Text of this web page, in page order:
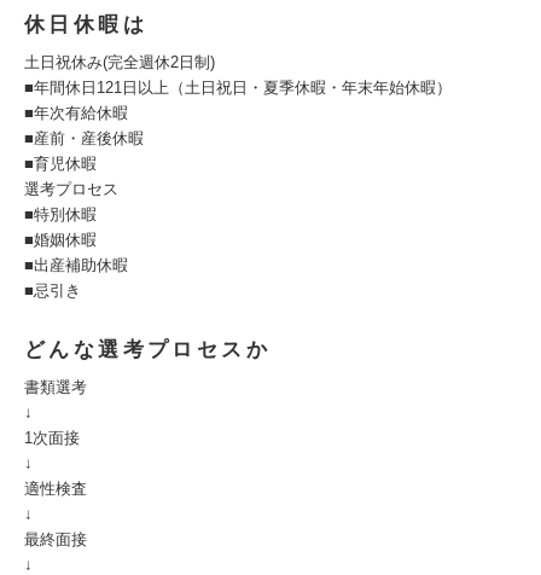
休日休暇は
土日祝休み(完全週休2日制)
■年間休日121日以上（土日祝日・夏季休暇・年末年始休暇）
■年次有給休暇
■産前・産後休暇
■育児休暇
選考プロセス
■特別休暇
■婚姻休暇
■出産補助休暇
■忌引き
どんな選考プロセスか
書類選考
↓
1次面接
↓
適性検査
↓
最終面接
↓